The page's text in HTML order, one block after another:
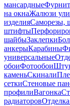
мансардные
на окнаЖалюзи
изделияСаморезы,
штифты
шайбыЗаклепки
анкерыКарабины
универсальные
обоиФотообои
каменьСкинали
сеткиСтеновые
профилиВагонка
радиаторов